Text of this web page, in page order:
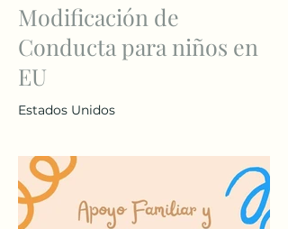
Modificación de
Conducta para niños en
EU
Estados Unidos